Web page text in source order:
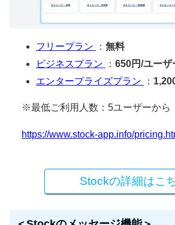
フリープラン ： 無料
ビジネスプラン
： 650円/ユーザ
エンタープライズプラン
：
※最低ご利用人数：5ユーザーから
https://www.stock-app.info/
Stockの詳細はこ